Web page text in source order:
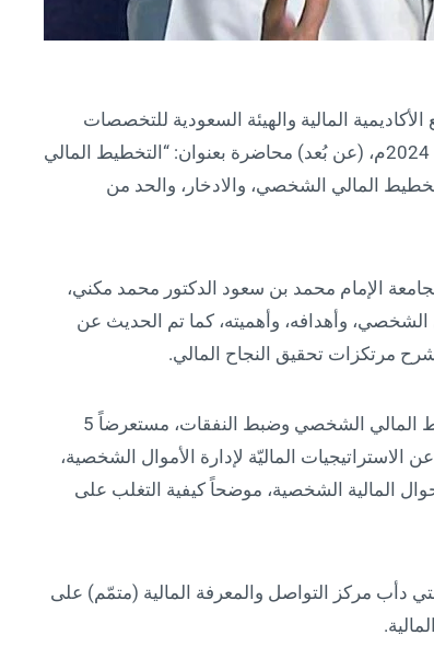
المالية والهيئة السعودية للتخصصات
الصحية، الثلاثاء 16 صفر 1446هـ الموافق 20 أغسطس 2024م، (عن بُعد) محاضرة بعنوان: “التخطيط المالي
المالي الشخصي، والادخار، والحد من
بجامعة الإمام محمد بن سعود الدكتور محمد مكني،
وأهدافه، وأهميته، كما تم الحديث عن
مرتكزات تحقيق النجاح المالي.
وقدّم مكنّي خلال المحاضرة 6 نصائح تساعد في التخطيط المالي الشخصي وضبط النفقات، مستعرضاً 5
الماليّة لإدارة الأموال الشخصية،
المالية الشخصية، موضحاً كيفية التغلب على
دأب مركز التواصل والمعرفة المالية (متمّم) على